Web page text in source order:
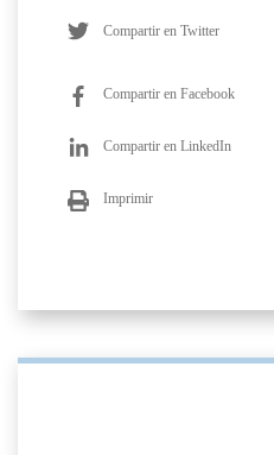
Compartir en Twitter
Compartir en Facebook
Compartir en LinkedIn
Imprimir